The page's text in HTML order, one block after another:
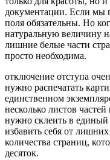
документации. Если мы
поля обязательны. Но
натуральную величину
лишние белые части
просто необходима.
отключение отступа
нужно распечатать
единственном
несколько листов
нужно склеить в
избавить себя от
количества страниц,
десяток.